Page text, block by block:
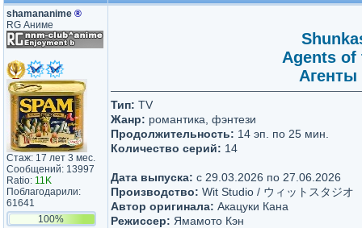
shamananime ®
RG Аниме
Стаж: 17 лет 3 мес.
Сообщений: 13997
Ratio: 11K
Поблагодарили:
61641
100%
Agents of
Агенты
Тип: TV
Жанр: романтика, фэнтези
Продолжительность: 14 эп. по 25 мин.
Количество серий: 14
Дата выпуска: c 29.03.2026 по 27.06.2026
Производство: Wit Studio / ウィットスタジオ
Автор оригинала: Акацуки Кана
Режиссер: Ямамото Кэн